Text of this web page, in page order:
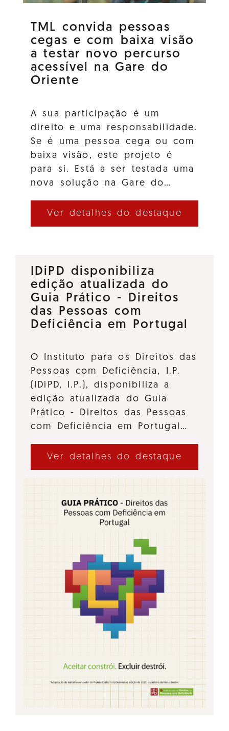
TML convida pessoas
cegas e com baixa visão
a testar novo percurso
acessível na Gare do
Oriente
A sua participação é um
direito e uma responsabilidade.
Se é uma pessoa cega ou com
baixa visão, este projeto é
para si. Está a ser testada uma
nova solução na Gare do…
Ver detalhes do destaque
IDiPD disponibiliza
edição atualizada do
Guia Prático - Direitos
das Pessoas com
Deficiência em Portugal
O Instituto para os Direitos das
Pessoas com Deficiência, I.P.
(IDiPD, I.P.), disponibiliza a
edição atualizada do Guia
Prático - Direitos das Pessoas
com Deficiência em Portugal…
Ver detalhes do destaque